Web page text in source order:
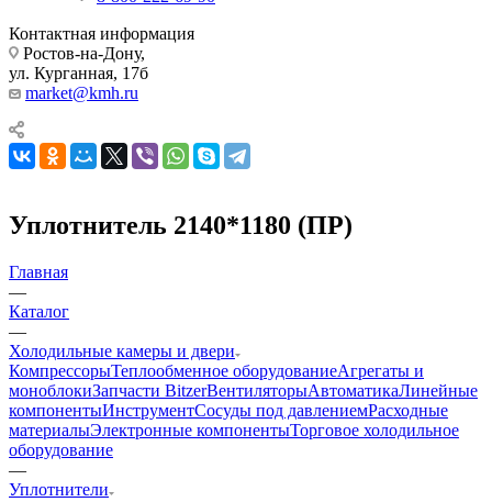
Контактная информация
Ростов-на-Дону,
ул. Курганная, 17б
market@kmh.ru
Уплотнитель 2140*1180 (ПР)
Главная
—
Каталог
—
Холодильные камеры и двери
КомпрессорыТеплообменное оборудованиеАгрегаты и
моноблокиЗапчасти BitzerВентиляторыАвтоматикаЛинейные
компонентыИнструментСосуды под давлениемРасходные
материалыЭлектронные компонентыТорговое холодильное
оборудование
—
Уплотнители